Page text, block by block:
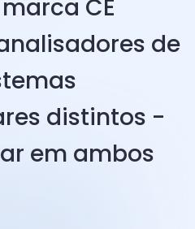
CE
de
distintos -
em ambos